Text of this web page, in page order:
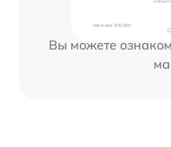
Вы можете